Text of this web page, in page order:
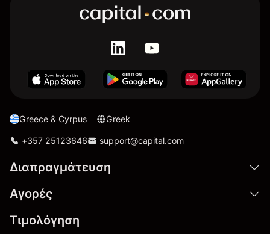
Greece & Cyrpus Greek
+357 25123646 support@capital.com
Διαπραγμάτευση
Αγορές
Τιμολόγηση